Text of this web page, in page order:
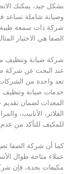
بشكل جيد، يمكنك
وصيانة شاملة تساعد
شركة ذات سمعة
الصفا هي الاختيار
شركة صيانة وتنظيف
عند البحث عن شركة
تعد واحدة من
خدمات صيانة وتنظيف
المعدات لضمان
الفلاتر، الأنابيب،
للمكيف للتأكد من
كما أن شركة الصفا
عملاء متاحة طوال
مكيفات بجدة، فإن